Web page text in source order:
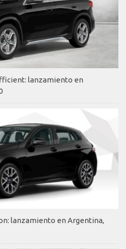
lanzamiento en
lanzamiento en Argentina,